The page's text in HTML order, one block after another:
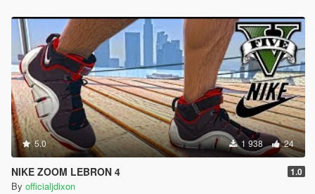
5.0 1 938 24
NIKE ZOOM LEBRON 4 1.0
By officialjdixon